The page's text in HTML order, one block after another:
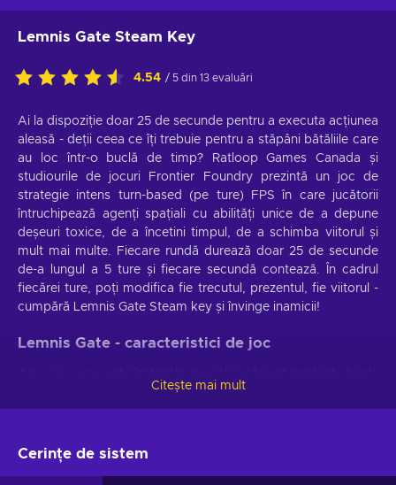
Lemnis Gate Steam Key
4.54 / 5 din 13 evaluări
Ai la dispoziție doar 25 de secunde pentru a executa acțiunea
aleasă - deții ceea ce îți trebuie pentru a stăpâni bătăliile care
au loc într-o buclă de timp? Ratloop Games Canada și
studiourile de jocuri Frontier Foundry prezintă un joc de
strategie intens turn-based (pe ture) FPS în care jucătorii
întruchipează agenți spațiali cu abilități unice de a depune
deșeuri toxice, de a încetini timpul, de a schimba viitorul și
mult mai multe. Fiecare rundă durează doar 25 de secunde
de-a lungul a 5 ture și fiecare secundă contează. În cadrul
fiecărei ture, poți modifica fie trecutul, prezentul, fie viitorul -
cumpără Lemnis Gate Steam key și învinge inamicii!
Lemnis Gate - caracteristici de joc
de timp schimbătoare. Cumpără Lemnis Gate Steam key și
bucură-te de aceste caracteristici de joc captivante:
Totul se mișcă
viitor, va trebui să schimbi trecutul - ține degetele
Citește mai mult
Cerințe de sistem